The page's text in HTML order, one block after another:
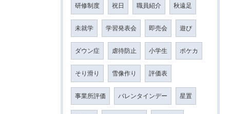
研修制度 祝日 職員紹介 秋遠足
未就学 学習発表会 即売会 遊び
ダウン症 虐待防止 小学生 ポケカ
そり滑り 雪像作り 評価表
事業所評価 バレンタインデー 星置